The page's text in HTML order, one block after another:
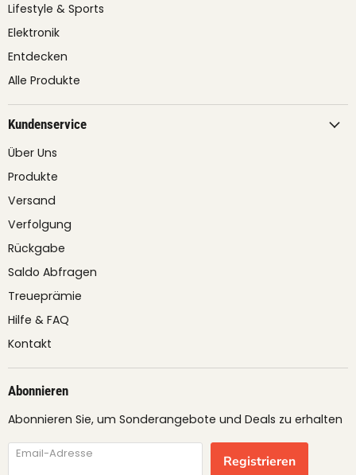
Lifestyle & Sports
Elektronik
Entdecken
Alle Produkte
Kundenservice
Über Uns
Produkte
Versand
Verfolgung
Rückgabe
Saldo Abfragen
Treueprämie
Hilfe & FAQ
Kontakt
Abonnieren
Abonnieren Sie, um Sonderangebote und Deals zu erhalten
Email-Adresse Registrieren